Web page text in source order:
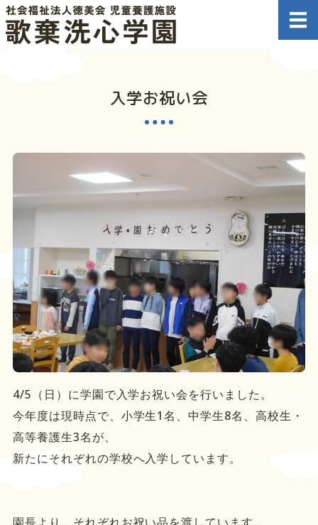
児童養護施設
職員募集のお知らせ
お問い合わせ
入学お祝い会
4/5（日）に学園で入学お祝い会を行いました。
今年度は現時点で、小学生1名、中学生8名、高校生・
高等養護生3名が、
新たにそれぞれの学校へ入学しています。